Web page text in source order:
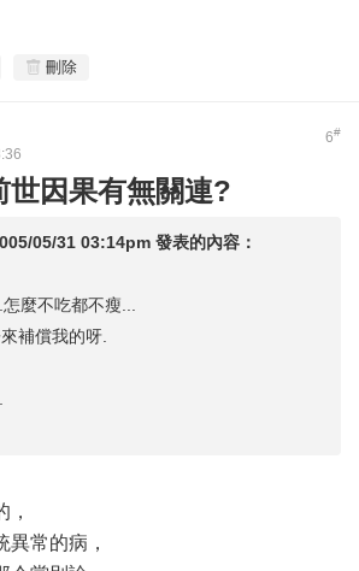
刪除
6#
世因果有無關連?
05/31 03:14pm 發表的內容：
麼不吃都不瘦...
補償我的呀.
異常的病，